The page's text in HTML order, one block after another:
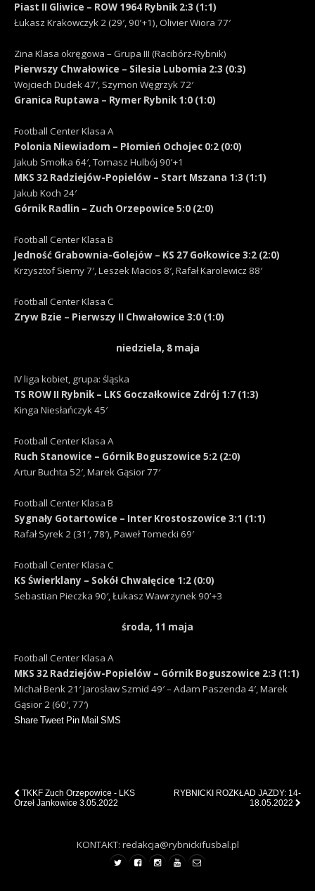
Piast II Gliwice – ROW 1964 Rybnik 2:3 (1:1)
Łukasz Krakowczyk 2 (29′, 90’+1), Olivier Wiora 77′
Zina Klasa okręgowa – Grupa III (Racibórz-Rybnik)
Pierwszy Chwałowice – Silesia Lubomia 2:3 (0:3)
Wojciech Dudek 47′, Szymon Węgrzyk 72′
Granica Ruptawa – Rymer Rybnik 1:0 (1:0)
Football Center Klasa A
Polonia Niewiadom – Płomień Ochojec 0:2 (0:0)
Jakub Smołka 64′, Tomasz Hulbój 90’+1
MKS 32 Radziejów-Popielów – Start Mszana 1:3 (1:1)
Jakub Koch 24′
Górnik Radlin – Zuch Orzepowice 5:0 (2:0)
Football Center Klasa B
Jedność Grabownia-Golejów – KS 27 Gołkowice 3:2 (2:0)
Krzysztof Sierny 7′, Leszek Macios 8′, Rafał Karolewicz 88′
Football Center Klasa C
Zryw Bzie – Pierwszy II Chwałowice 3:0 (1:0)
niedziela, 8 maja
IV liga kobiet, grupa: śląska
TS ROW II Rybnik – LKS Goczałkowice Zdrój 1:7 (1:3)
Kinga Niesłańczyk 45′
Football Center Klasa A
Ruch Stanowice – Górnik Boguszowice 5:2 (2:0)
Artur Buchta 52′, Marek Gąsior 77′
Football Center Klasa B
Sygnały Gotartowice – Inter Krostoszowice 3:1 (1:1)
Rafał Syrek 2 (31′, 78′), Paweł Tomecki 69′
Football Center Klasa C
KS Świerklany – Sokół Chwałęcice 1:2 (0:0)
Sebastian Pieczka 90′, Łukasz Wawrzynek 90’+3
środa, 11 maja
Football Center Klasa A
MKS 32 Radziejów-Popielów – Górnik Boguszowice 2:3 (1:1)
Michał Benk 21′ Jarosław Szmid 49′ – Adam Paszenda 4′, Marek
Gąsior 2 (60′, 77′)
Share Tweet Pin Mail SMS
TKKF Zuch Orzepowice - LKS
Orzeł Jankowice 3.05.2022
RYBNICKI ROZKŁAD JAZDY: 14-
18.05.2022
KONTAKT: redakcja@rybnickifusbal.pl